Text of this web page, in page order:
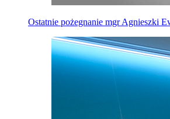
Ostatnie pożegnanie mgr Agnieszki